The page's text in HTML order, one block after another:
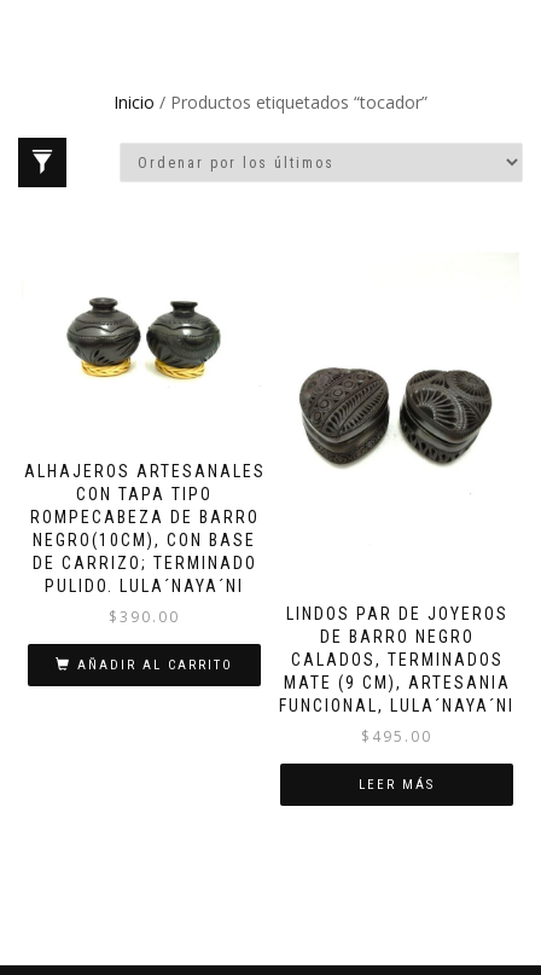
Inicio / Productos etiquetados “tocador”
ALHAJEROS ARTESANALES
CON TAPA TIPO
ROMPECABEZA DE BARRO
NEGRO(10CM), CON BASE
DE CARRIZO; TERMINADO
PULIDO. LULA´NAYA´NI
$390.00
AÑADIR AL CARRITO
LINDOS PAR DE JOYEROS
DE BARRO NEGRO
CALADOS, TERMINADOS
MATE (9 CM), ARTESANIA
FUNCIONAL, LULA´NAYA´NI
$ 495.00
LEER MÁS